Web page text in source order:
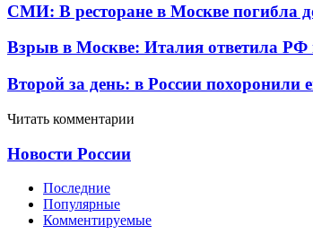
СМИ: В ресторане в Москве погибла
Взрыв в Москве: Италия ответила РФ
Второй за день: в России похоронили
Читать комментарии
Новости России
Последние
Популярные
Комментируемые